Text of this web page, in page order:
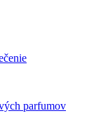
parfumov